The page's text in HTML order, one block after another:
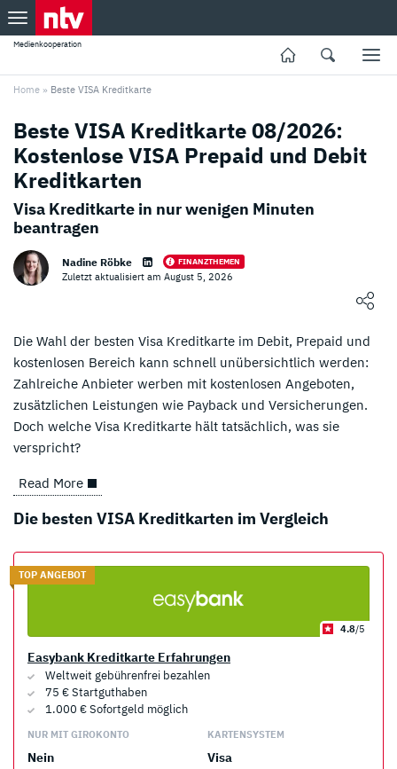
Medienkooperation
Home » Beste VISA Kreditkarte
Beste VISA Kreditkarte 08/2026:
Kostenlose VISA Prepaid und Debit
Kreditkarten
Visa Kreditkarte in nur wenigen Minuten
beantragen
Nadine Röbke FINANZTHEMEN
Zuletzt aktualisiert am August 5, 2026
Die Wahl der besten Visa Kreditkarte im Debit, Prepaid und
kostenlosen Bereich kann schnell unübersichtlich werden:
Zahlreiche Anbieter werben mit kostenlosen Angeboten,
zusätzlichen Leistungen wie Payback und Versicherungen.
Doch welche Visa Kreditkarte hält tatsächlich, was sie
verspricht?
Read More
Die besten VISA Kreditkarten im Vergleich
TOP ANGEBOT
4.8/5
Easybank Kreditkarte Erfahrungen
Weltweit gebührenfrei bezahlen
75 € Startguthaben
1.000 € Sofortgeld möglich
NUR MIT GIROKONTO
Nein
KARTENSYSTEM
Visa